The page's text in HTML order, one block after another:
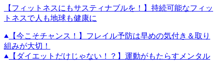
【フィットネスにもサスティナブルを！】持続可能なフィッ
トネスで人も地球も健康に
【今こそチャンス！】フレイル予防は早めの気付き＆取り
組みが大切！
【ダイエットだけじゃない！？】運動がもたらすメンタル